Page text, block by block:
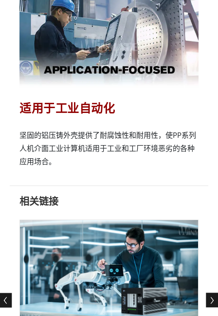
适用于工业自动化
坚固的铝压铸外壳提供了耐腐蚀性和耐用性，使PP系列
人机介面工业计算机适用于工业和工厂环境恶劣的各种
应用场合。
相关链接